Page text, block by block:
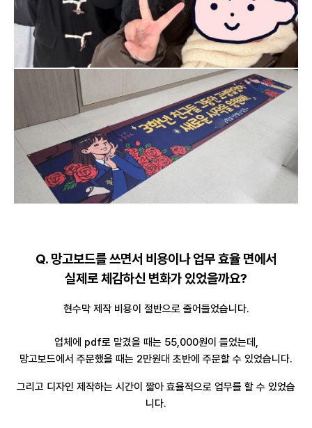
Q. 망고보드를 쓰면서 비용이나 업무 효율 면에서
실제로 체감하신 변화가 있었을까요?
현수막 제작 비용이 절반으로 줄어들었습니다.
업체에 pdf로 맡겼을 때는 55,000원이 들었는데,
망고보드에서 주문했을 때는 2만원대 초반에 주문할 수 있었습니다.
그리고 디자인 제작하는 시간이 짧아 효율적으로 업무를 할 수 있었습
니다.